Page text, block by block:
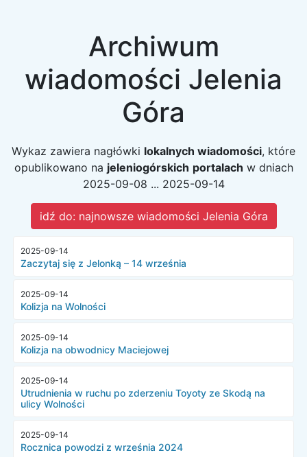
Archiwum
wiadomości Jelenia
Góra
Wykaz zawiera nagłówki lokalnych wiadomości, które
opublikowano na jeleniogórskich portalach w dniach
2025-09-08 ... 2025-09-14
idź do: najnowsze wiadomości Jelenia Góra
2025-09-14
Zaczytaj się z Jelonką – 14 września
2025-09-14
Kolizja na Wolności
2025-09-14
Kolizja na obwodnicy Maciejowej
2025-09-14
Utrudnienia w ruchu po zderzeniu Toyoty ze Skodą na
ulicy Wolności
2025-09-14
Rocznica powodzi z września 2024